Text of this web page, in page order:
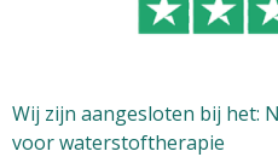
Wij zijn aangesloten bij het:
voor waterstoftherapie